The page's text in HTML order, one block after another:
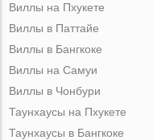
Виллы на Пхукете
Виллы в Паттайе
Виллы в Бангкоке
Виллы на Самуи
Виллы в Чонбури
Таунхаусы на Пхукете
Таунхаусы в Бангкоке